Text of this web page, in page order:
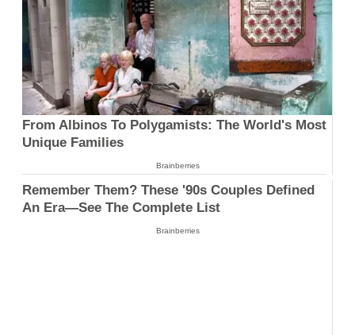
From Albinos To Polygamists: The World's Most
Unique Families
Brainberries
Remember Them? These '90s Couples Defined
An Era—See The Complete List
Brainberries